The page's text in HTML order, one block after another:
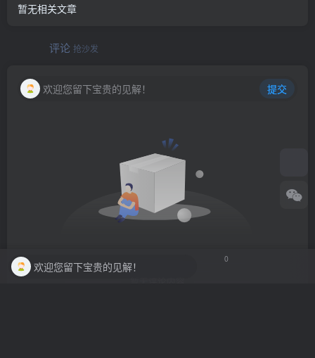
暂无相关文章
评论 抢沙发
欢迎您留下宝贵的见解！ 提交
欢迎您留下宝贵的见解！
0